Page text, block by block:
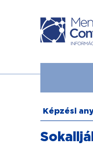
Képzési